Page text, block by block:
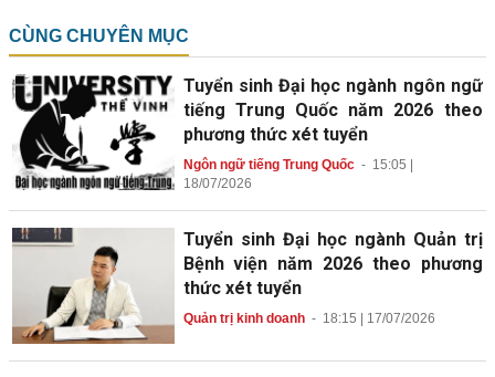
CÙNG CHUYÊN MỤC
Tuyển sinh Đại học ngành ngôn ngữ
tiếng Trung Quốc năm 2026 theo
phương thức xét tuyển
Ngôn ngữ tiếng Trung Quốc- 15:05 |
18/07/2026
Tuyển sinh Đại học ngành Quản trị
Bệnh viện năm 2026 theo phương
thức xét tuyển
Quản trị kinh doanh- 18:15 | 17/07/2026